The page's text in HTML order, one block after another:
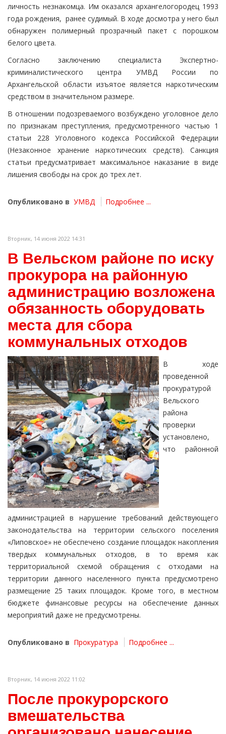
личность незнакомца. Им оказался архангелогородец 1993
года рождения, ранее судимый. В ходе досмотра у него был
обнаружен полимерный прозрачный пакет с порошком
белого цвета.
Согласно заключению специалиста Экспертно-
криминалистического центра УМВД России по
Архангельской области изъятое является наркотическим
средством в значительном размере.
В отношении подозреваемого возбуждено уголовное дело
по признакам преступления, предусмотренного частью 1
статьи 228 Уголовного кодекса Российской Федерации
(Незаконное хранение наркотических средств). Санкция
статьи предусматривает максимальное наказание в виде
лишения свободы на срок до трех лет.
Опубликовано в УМВД Подробнее ...
Вторник, 14 июня 2022 14:31
В Вельском районе по иску
прокурора на районную
администрацию возложена
обязанность оборудовать
места для сбора
коммунальных отходов
В ходе
проведенной
прокуратурой
Вельского
района
проверки
установлено,
что районной
администрацией в нарушение требований действующего
законодательства на территории сельского поселения
«Липовское» не обеспечено создание площадок накопления
твердых коммунальных отходов, в то время как
территориальной схемой обращения с отходами на
территории данного населенного пункта предусмотрено
размещение 25 таких площадок. Кроме того, в местном
бюджете финансовые ресурсы на обеспечение данных
мероприятий даже не предусмотрены.
Опубликовано в Прокуратура Подробнее ...
Вторник, 14 июня 2022 11:02
После прокурорского
вмешательства